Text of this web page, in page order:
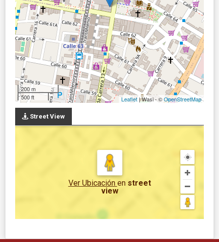
200 m
500 ft
Leaflet | Wasi - ©OpenStreetMap
Street View
Ver Ubicación en street
view